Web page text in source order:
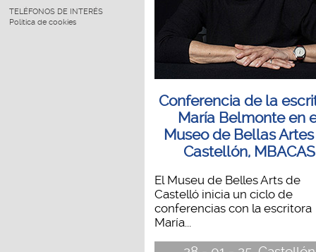
TELÉFONOS DE INTERÉS
Política de cookies
Conferencia de la
María Belmonte en
Museo de Bellas
Castellón, MBACAS
El Museu de Belles Arts de
Castelló inicia un ciclo de
conferencias con la escritora
María...